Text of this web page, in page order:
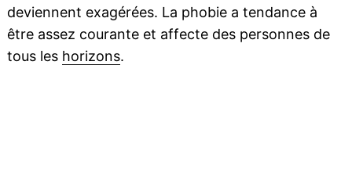
deviennent exagérées. La phobie a tendance à
être assez courante et affecte des personnes de
tous les horizons.